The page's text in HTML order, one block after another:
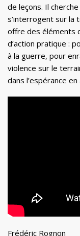
de leçons. Il
s’interrogent sur la
offre des éléments
d’action pratique :
à la guerre, pour
violence sur le
dans l’espérance
Frédéric Rognon